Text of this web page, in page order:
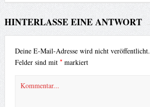
HINTERLASSE EINE ANTWORT
Deine E-Mail-Adresse wird nicht veröffentlicht.
Felder sind mit *markiert